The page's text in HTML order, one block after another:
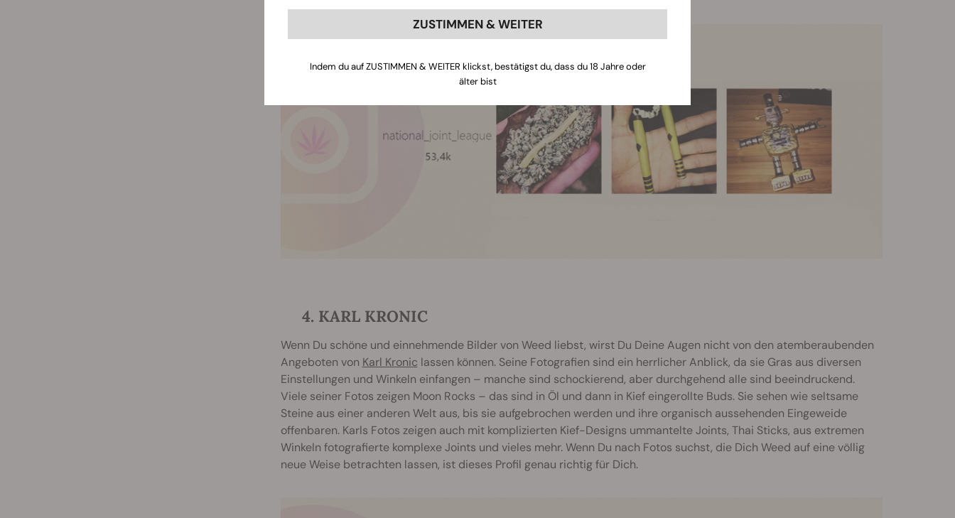
4. KARL KRONIC
Wenn Du schöne und einnehmende Bilder von Weed liebst, wirst Du Deine Augen nicht von den atemberaubenden
Angeboten von Karl Kronic lassen können. Seine Fotografien sind ein herrlicher Anblick, da sie Gras aus diversen
Einstellungen und Winkeln einfangen – manche sind schockierend, aber durchgehend alle sind beeindruckend.
Viele seiner Fotos zeigen Moon Rocks – das sind in Öl und dann in Kief eingerollte Buds. Sie sehen wie seltsame
Steine aus einer anderen Welt aus, bis sie aufgebrochen werden und ihre organisch aussehenden Eingeweide
offenbaren. Karls Fotos zeigen auch mit komplizierten Kief-Designs ummantelte Joints, Thai Sticks, aus extremen
Winkeln fotografierte komplexe Joints und vieles mehr. Wenn Du nach Fotos suchst, die Dich Weed auf eine völlig
neue Weise betrachten lassen, ist dieses Profil genau richtig für Dich.
ZUSTIMMEN & WEITER
Indem du auf ZUSTIMMEN & WEITER klickst, bestätigst du, dass du 18 Jahre oder
älter bist